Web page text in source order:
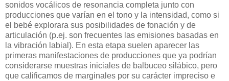
sonidos vocálicos de resonancia completa junto con
producciones que varían en el tono y la intensidad, como si
el bebé explorara sus posibilidades de fonación y de
articulación (p.ej. son frecuentes las emisiones basadas en
la vibración labial). En esta etapa suelen aparecer las
primeras manifestaciones de producciones que ya podrían
considerarse muestras iniciales de balbuceo silábico, pero
que calificamos de marginales por su carácter impreciso e